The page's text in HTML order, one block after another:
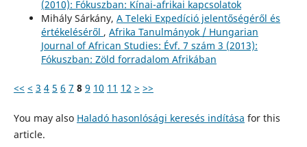
(2010): Fókuszban: Kínai-afrikai kapcsolatok
Mihály Sárkány, A Teleki Expedíció jelentőségéről és
értékeléséről , Afrika Tanulmányok / Hungarian
Journal of African Studies: Évf. 7 szám 3 (2013):
Fókuszban: Zöld forradalom Afrikában
<< < 3 4 5 6 7 8 9 10 11 12 > >>
You may also Haladó hasonlósági keresés indítása for this
article.